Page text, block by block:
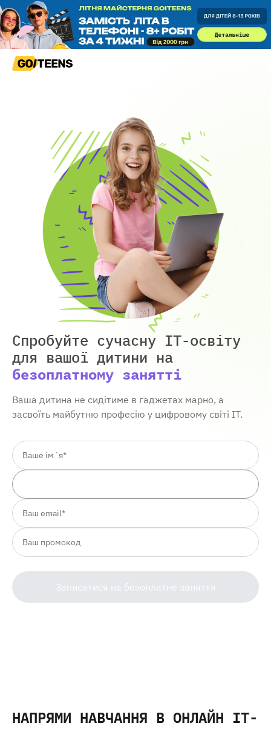
Спробуйте сучасну IT-освіту
для вашої дитини на
безоплатному занятті
Ваша дитина не сидітиме в гаджетах марно, а
засвоїть майбутню професію у цифровому світі ІТ.
Записатися на безоплатне заняття
НАПРЯМИ НАВЧАННЯ В ОНЛАЙН IT-